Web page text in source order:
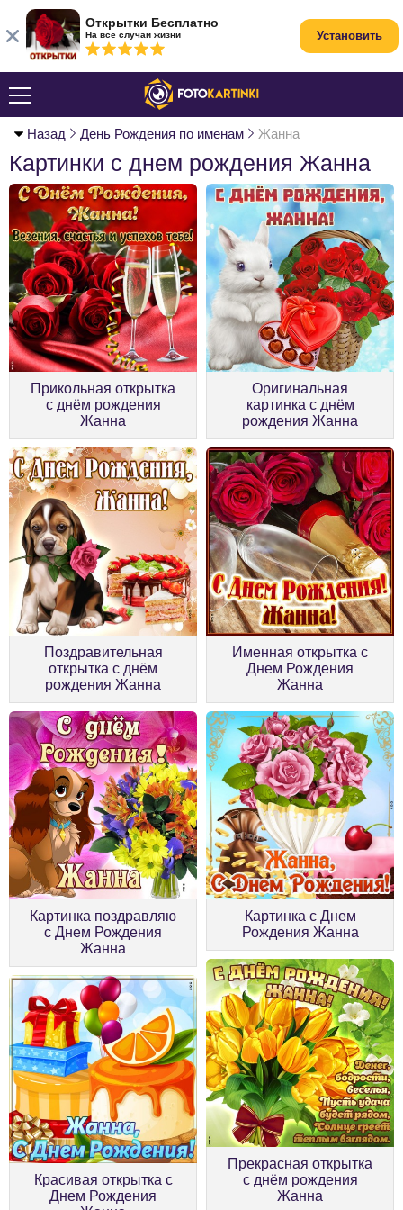
Назад День Рождения по именам Жанна
Картинки с днем рождения Жанна
Прикольная открытка
с днём рождения
Жанна
Оригинальная
картинка с днём
рождения Жанна
Поздравительная
открытка с днём
рождения Жанна
Именная открытка с
Днем Рождения
Жанна
Картинка поздравляю
с Днем Рождения
Жанна
Картинка с Днем
Рождения Жанна
Красивая открытка с
Днем Рождения
Прекрасная открытка
с днём рождения
Жанна
Открытки Бесплатно
На все случаи жизни Установить